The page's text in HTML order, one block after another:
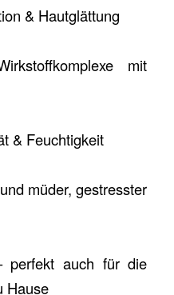
& Hautglättung
mit
& Feuchtigkeit
müder, gestresster
perfekt auch für die
Hause